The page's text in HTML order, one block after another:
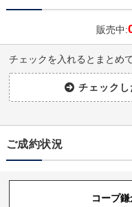
販売中:
チェックを入れるとまとめ
ご成約状況
コープ